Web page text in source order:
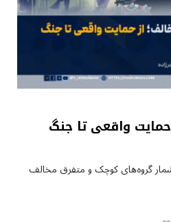
واقعی تا جنگ
گروه‌های کوچک و متفرق مخالف